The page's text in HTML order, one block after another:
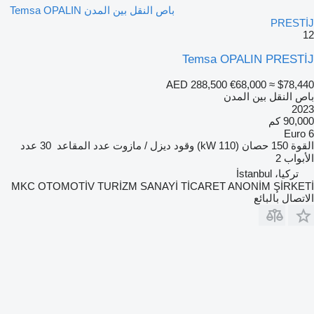
باص النقل بين المدن Temsa OPALIN
PRESTİJ
12
Temsa OPALIN PRESTİJ
AED 288,500 €68,000 ≈ $78,440
باص النقل بين المدن
2023
90,000 كم
Euro 6
القوة 150 حصان (110 kW) وقود ديزل / مازوت عدد المقاعد 30 عدد
الأبواب 2
تركيا، İstanbul
MKC OTOMOTİV TURİZM SANAYİ TİCARET ANONİM ŞİRKETİ
الاتصال بالبائع